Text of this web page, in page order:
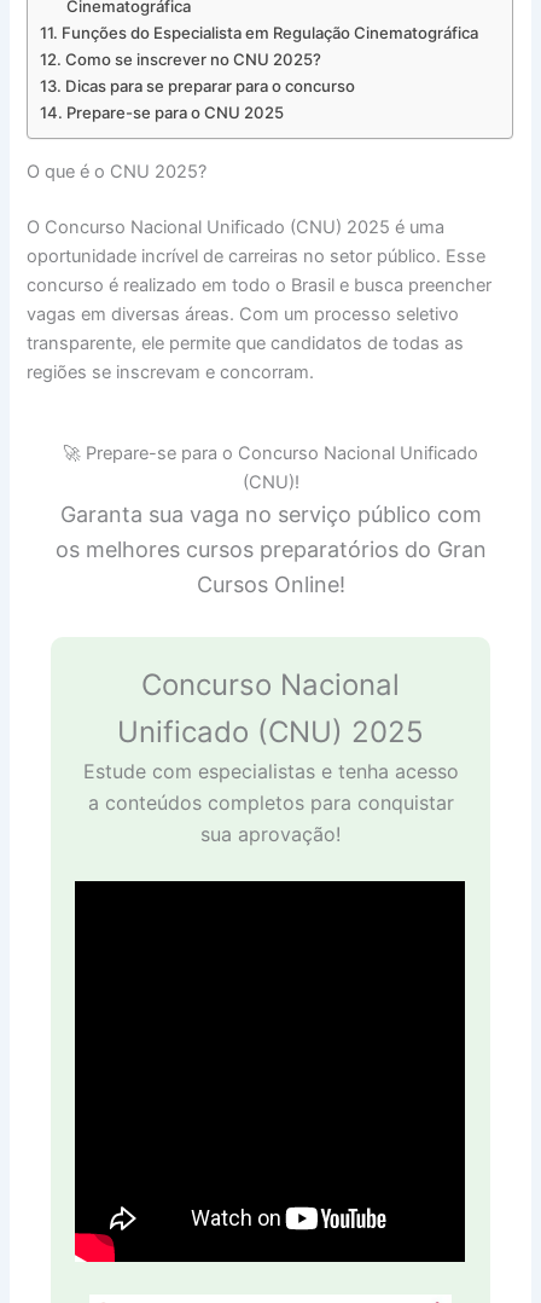
Cinematográfica
Funções do Especialista em Regulação Cinematográfica
Como se inscrever no CNU 2025?
Dicas para se preparar para o concurso
Prepare-se para o CNU 2025
O que é o CNU 2025?
O Concurso Nacional Unificado (CNU) 2025 é uma
oportunidade incrível de carreiras no setor público. Esse
concurso é realizado em todo o Brasil e busca preencher
vagas em diversas áreas. Com um processo seletivo
transparente, ele permite que candidatos de todas as
regiões se inscrevam e concorram.
🚀 Prepare-se para o Concurso Nacional Unificado
(CNU)!
Garanta sua vaga no serviço público com
os melhores cursos preparatórios do Gran
Cursos Online!
Concurso Nacional
Unificado (CNU) 2025
Estude com especialistas e tenha acesso
a conteúdos completos para conquistar
sua aprovação!